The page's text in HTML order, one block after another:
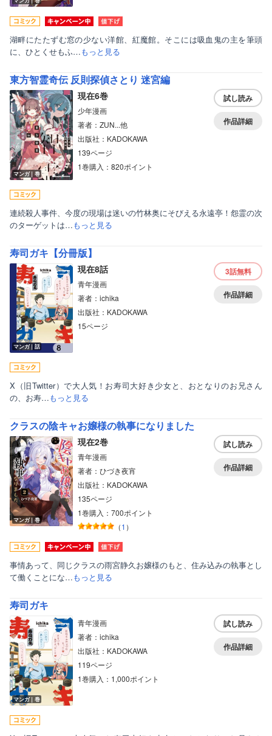
湖畔にたたずむ窓の少ない洋館、紅魔館。そこには吸血鬼の主を筆頭
に、ひとくせもふ…もっと見る
東方智霊奇伝 反則探偵さとり 迷宮編
マンガ｜巻
現在6巻
少年漫画
著者：ZUN...他
出版社：KADOKAWA
139ページ
1巻購入：820ポイント
試し読み
作品詳細
連続殺人事件、今度の現場は迷いの竹林奥にそびえる永遠亭！怨霊の次
のターゲットは…もっと見る
寿司ガキ【分冊版】
マンガ｜話
現在8話
青年漫画
著者：ichika
出版社：KADOKAWA
15ページ
3話無料
作品詳細
X（旧Twitter）で大人気！お寿司大好き少女と、おとなりのお兄さん
の、お寿…もっと見る
クラスの陰キャお嬢様の執事になりました
マンガ｜巻
現在2巻
青年漫画
著者：ひづき夜宵
出版社：KADOKAWA
135ページ
1巻購入：700ポイント
（1 ）
試し読み
作品詳細
事情あって、同じクラスの雨宮静久お嬢様のもと、住み込みの執事とし
て働くことにな…もっと見る
寿司ガキ
マンガ｜巻
青年漫画
著者：ichika
出版社：KADOKAWA
119ページ
1巻購入：1,000ポイント
試し読み
作品詳細